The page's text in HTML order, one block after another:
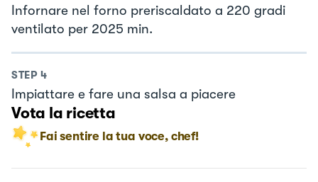
Infornare nel forno preriscaldato a 220 gradi
ventilato per 2025 min.
STEP 4
Impiattare e fare una salsa a piacere
Vota la ricetta
Fai sentire la tua voce, chef!